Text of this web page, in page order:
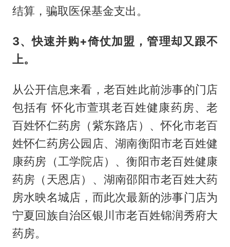
结算，骗取医保基金支出。
3、快速并购+倚仗加盟，管理却又跟不
上。
从公开信息来看，老百姓此前涉事的门店
包括有 怀化市萱琪老百姓健康药房、老
百姓怀仁药房（紫东路店）、怀化市老百
姓怀仁药房公园店、湖南衡阳市老百姓健
康药房（工学院店）、衡阳市老百姓健康
药房（天恩店）、湖南邵阳市老百姓大药
房水映名城店，而此次最新的涉事门店为
宁夏回族自治区银川市老百姓锦润秀府大
药房。